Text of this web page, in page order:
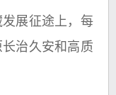
展征途上，每
治久安和高质